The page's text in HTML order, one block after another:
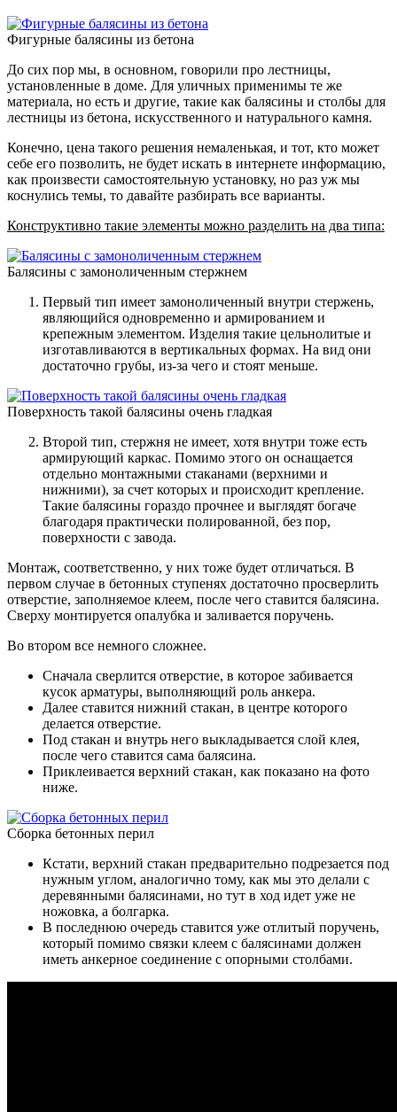
Фигурные балясины из бетона
До сих пор мы, в основном, говорили про лестницы,
установленные в доме. Для уличных применимы те же
материала, но есть и другие, такие как балясины и столбы для
лестницы из бетона, искусственного и натурального камня.
Конечно, цена такого решения немаленькая, и тот, кто может
себе его позволить, не будет искать в интернете информацию,
как произвести самостоятельную установку, но раз уж мы
коснулись темы, то давайте разбирать все варианты.
Конструктивно такие элементы можно разделить на два типа:
Балясины с замоноличенным стержнем
Первый тип имеет замоноличенный внутри стержень,
являющийся одновременно и армированием и
крепежным элементом. Изделия такие цельнолитые и
изготавливаются в вертикальных формах. На вид они
достаточно грубы, из-за чего и стоят меньше.
Поверхность такой балясины очень гладкая
Второй тип, стержня не имеет, хотя внутри тоже есть
армирующий каркас. Помимо этого он оснащается
отдельно монтажными стаканами (верхними и
нижними), за счет которых и происходит крепление.
Такие балясины гораздо прочнее и выглядят богаче
благодаря практически полированной, без пор,
поверхности с завода.
Монтаж, соответственно, у них тоже будет отличаться. В
первом случае в бетонных ступенях достаточно просверлить
отверстие, заполняемое клеем, после чего ставится балясина.
Сверху монтируется опалубка и заливается поручень.
Во втором все немного сложнее.
Сначала сверлится отверстие, в которое забивается
кусок арматуры, выполняющий роль анкера.
Далее ставится нижний стакан, в центре которого
делается отверстие.
Под стакан и внутрь него выкладывается слой клея,
после чего ставится сама балясина.
Приклеивается верхний стакан, как показано на фото
ниже.
Сборка бетонных перил
Кстати, верхний стакан предварительно подрезается под
нужным углом, аналогично тому, как мы это делали с
деревянными балясинами, но тут в ход идет уже не
ножовка, а болгарка.
В последнюю очередь ставится уже отлитый поручень,
который помимо связки клеем с балясинами должен
иметь анкерное соединение с опорными столбами.